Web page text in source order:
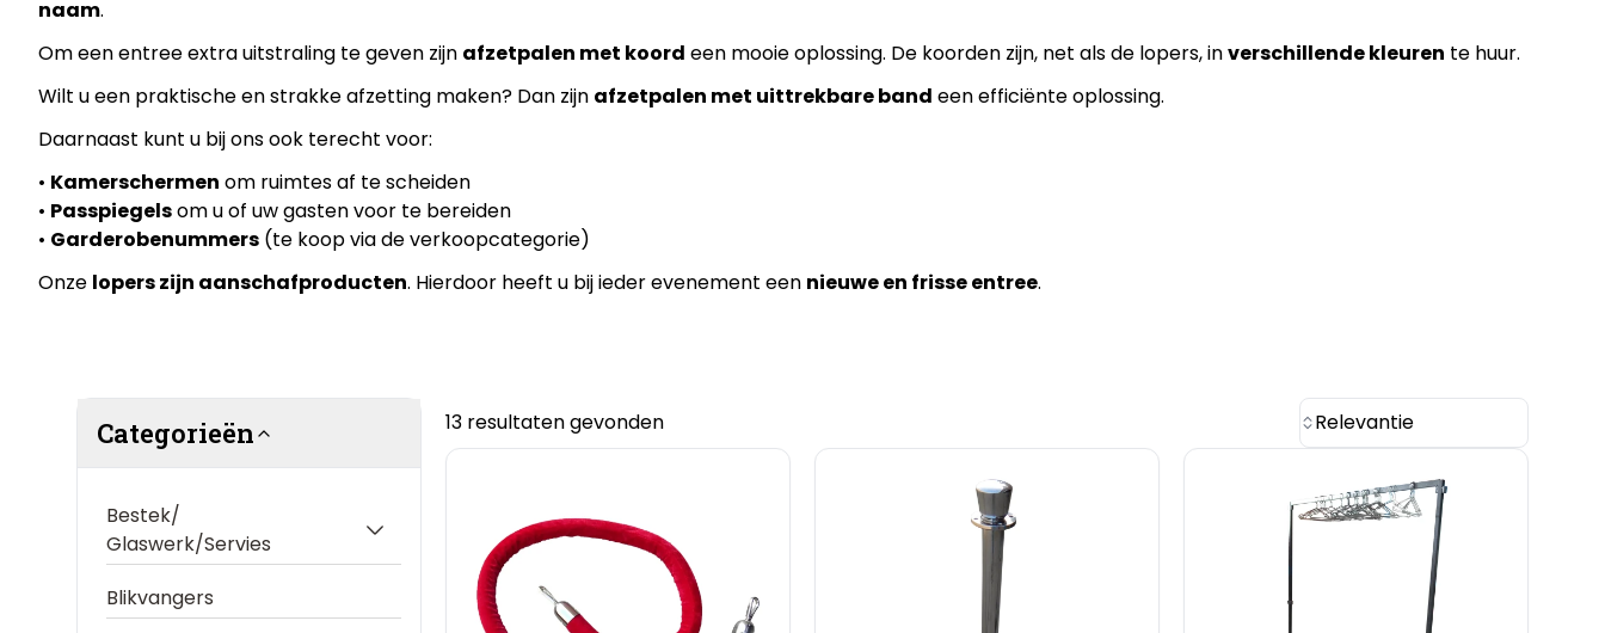
naam.
Om een entree extra uitstraling te geven zijn afzetpalen met koord een mooie oplossing. De koorden zijn, net als de lopers, inverschillende kleuren te huur.
Wilt u een praktische en strakke afzetting maken? Dan zijn afzetpalen met uittrekbare band een efficiënte oplossing.
Daarnaast kunt u bij ons ook terecht voor:
• Kamerschermen om ruimtes af te scheiden
• Passpiegelsom u of uw gasten voor te bereiden
• Garderobenummers (te koop via de verkoopcategorie)
Onze lopers zijn aanschafproducten. Hierdoor heeft u bij ieder evenement een nieuwe en frisse entree.
Categorieën
Bestek/
Glaswerk/Servies
Blikvangers
13 resultaten gevonden Relevantie